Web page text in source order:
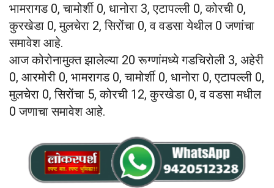
भामरागड 0, चामोर्शी 0, धानोरा 3, एटापल्ली 0, कोरची 0,
कुरखेडा 0, मुलचेरा 2, सिरोंचा 0, व वडसा येथील 0 जणांचा
समावेश आहे.
आज कोरोनामुक्त झालेल्या 20 रूग्णांमध्ये गडचिरोली 3, अहेरी
0, आरमोरी 0, भामरागड 0, चामोर्शी 0, धानोरा 0, एटापल्ली 0,
मुलचेरा 0, सिरोंचा 5, कोरची 12, कुरखेडा 0, व वडसा मधील
0 जणाचा समावेश आहे.